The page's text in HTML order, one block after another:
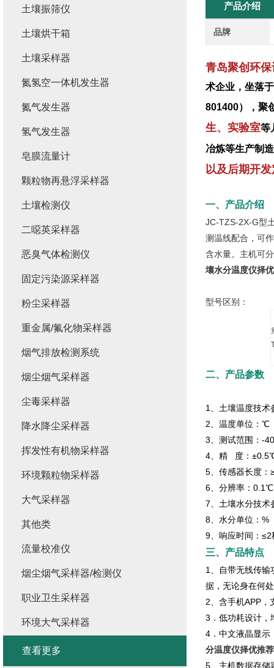
产品介绍
品牌
青岛聚创环
术企业，坐落
801400），聚
生、实验室等
冶炼等生产制
以及后期开
一、产品介绍
JC-TZS-2X-G型
测温线配合，可
含水量。主机可
壤水分温度仪择
型号区别：
二、产品参数
1、土壤温度技术
2、温度单位：℃
3、测试范围：-
4、精 度：
5、传感器长度：
6、分辨率：0.1℃
7、土壤水分技术
8、水分单位：%
9、响应时间：
三、产品特点
1、自带无线传输
据，无论身在何
2、含手机APP，
3．低功耗设计，
4．中文液晶显示
分温度仪择优推荐
5、主机数据存储
土壤振筛仪
土壤烘干箱
土壤采样器
氮氢空一体机发生器
氮气发生器
氢气发生器
皂膜流量计
颗粒物再悬浮采样器
土壤检测仪
二噁英采样器
恶臭气体检测仪
固定污染源采样器
粉尘采样器
重金属/氟化物采样器
烟气排放检测系统
烟尘烟气采样器
尘毒采样器
降水降尘采样器
挥发性有机物采样器
环境颗粒物采样器
大气采样器
其他类
流量校准仪
烟尘烟气采样器/检测仪
职业卫生采样器
环境大气采样器
查看更多